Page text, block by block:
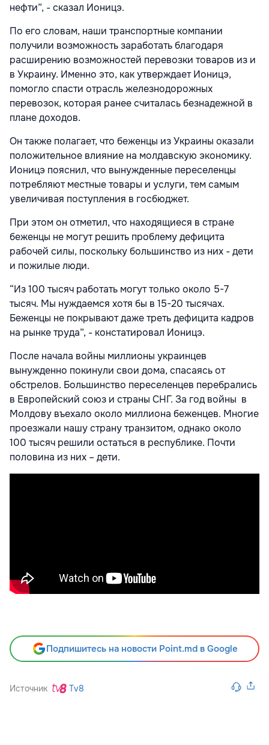
нефти”, - сказал Ионицэ.
По его словам, наши транспортные компании
получили возможность заработать благодаря
расширению возможностей перевозки товаров из и
в Украину. Именно это, как утверждает Ионицэ,
помогло спасти отрасль железнодорожных
перевозок, которая ранее считалась безнадежной в
плане доходов.
Он также полагает, что беженцы из Украины оказали
положительное влияние на молдавскую экономику.
Ионицэ пояснил, что вынужденные переселенцы
потребляют местные товары и услуги, тем самым
увеличивая поступления в госбюджет.
При этом он отметил, что находящиеся в стране
беженцы не могут решить проблему дефицита
рабочей силы, поскольку большинство из них - дети
и пожилые люди.
“Из 100 тысяч работать могут только около 5-7
тысяч. Мы нуждаемся хотя бы в 15-20 тысячах.
Беженцы не покрывают даже треть дефицита кадров
на рынке труда”, - констатировал Ионицэ.
После начала войны миллионы украинцев
вынужденно покинули свои дома, спасаясь от
обстрелов. Большинство переселенцев перебрались
в Европейский союз и страны СНГ. За год войны в
Молдову въехало около миллиона беженцев. Многие
проезжали нашу страну транзитом, однако около
100 тысяч решили остаться в республике. Почти
половина из них – дети.
Подпишитесь на новости Point.md в Google
Источник Tv8